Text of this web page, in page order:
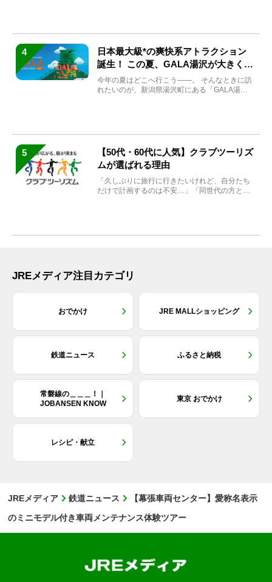
4
日本最大級*の爽快系アトラクション
誕生！ この夏、GALA湯沢が大きく生
まれ変わる
今年の夏はどこへ行こう――。 そんなときに訪
れたいのが、新潟県湯沢町にある「GALA湯
5
【50代・60代に人気】クラブツーリズ
ムが選ばれる理由
「久しぶりに旅行に行きたいけれど、自分たち
だけで計画するのは不安…」「同世代の方と気
JREメディア注目カテゴリ
おでかけ JRE MALLショッピング
鉄道ニュース ふるさと納税
常磐線の＿＿＿！｜
JOBANSEN KNOW
東京 おでかけ
レシピ・献立
JREメディア 鉄道ニュース
【幕張車両センター】愛称名表示
のミニモデル付き車両メンテナンス体験ツアー